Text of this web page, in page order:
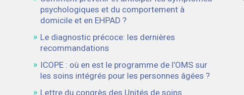
psychologiques et du comportement à
domicile et en EHPAD ?
Le diagnostic précoce: les dernières
recommandations
ICOPE : où en est le programme de l’OMS sur
les soins intégrés pour les personnes âgées ?
Lettre du congrès des Unités de soins